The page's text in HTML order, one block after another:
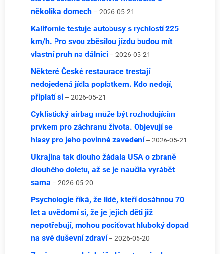
několika domech – 2026-05-21
Kalifornie testuje autobusy s rychlostí 225
km/h. Pro svou zběsilou jízdu budou mít
vlastní pruh na dálnici – 2026-05-21
Některé České restaurace trestají
nedojedená jídla poplatkem. Kdo nedojí,
připlatí si – 2026-05-21
Cyklistický airbag může být rozhodujícím
prvkem pro záchranu života. Objevují se
hlasy pro jeho povinné zavedení – 2026-05-21
Ukrajina tak dlouho žádala USA o zbraně
dlouhého doletu, až se je naučila vyrábět
sama – 2026-05-20
Psychologie říká, že lidé, kteří dosáhnou 70
let a uvědomí si, že je jejich děti již
nepotřebují, mohou pociťovat hluboký dopad
na své duševní zdraví – 2026-05-20